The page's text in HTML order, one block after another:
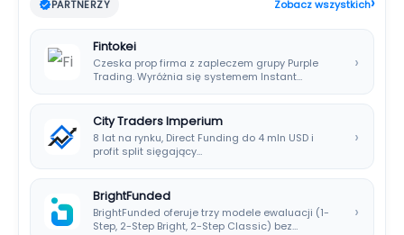
PARTNERZY Zobacz wszystkich
Fintokei
Czeska prop firma z zapleczem grupy Purple
Trading. Wyróżnia się systemem Instant
›
City Traders Imperium
8 lat na rynku, Direct Funding do 4 mln USD i
profit split sięgający…
›
BrightFunded
BrightFunded oferuje trzy modele ewaluacji (1-
Step, 2-Step Bright, 2-Step Classic) bez
›